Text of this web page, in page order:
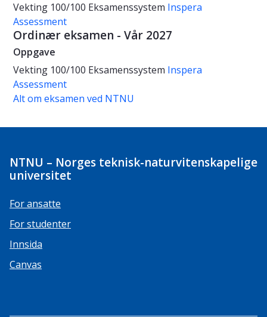
Vekting 100/100 Eksamenssystem Inspera
Assessment
Ordinær eksamen - Vår 2027
Oppgave
Vekting 100/100 Eksamenssystem Inspera
Assessment
Alt om eksamen ved NTNU
NTNU – Norges teknisk-naturvitenskapelige
universitet
For ansatte
For studenter
Innsida
Canvas